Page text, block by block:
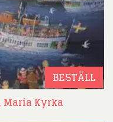
BESTÄLL
Maria Kyrka